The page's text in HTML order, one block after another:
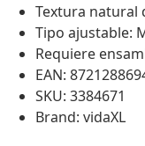
Textura natural
Tipo ajustable:
Requiere
EAN:
SKU: 3384671
Brand: vidaXL